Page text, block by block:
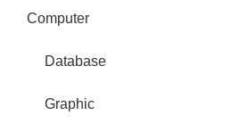
Computer
Database
Graphic